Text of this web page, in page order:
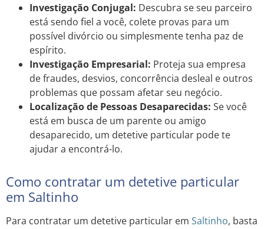
Investigação Conjugal: Descubra se seu parceiro
está sendo fiel a você, colete provas para um
possível divórcio ou simplesmente tenha paz de
espírito.
Investigação Empresarial: Proteja sua empresa
de fraudes, desvios, concorrência desleal e outros
problemas que possam afetar seu negócio.
Localização de Pessoas Desaparecidas: Se você
está em busca de um parente ou amigo
desaparecido, um detetive particular pode te
ajudar a encontrá-lo.
Como contratar um detetive particular
em Saltinho
Para contratar um detetive particular em Saltinho, basta